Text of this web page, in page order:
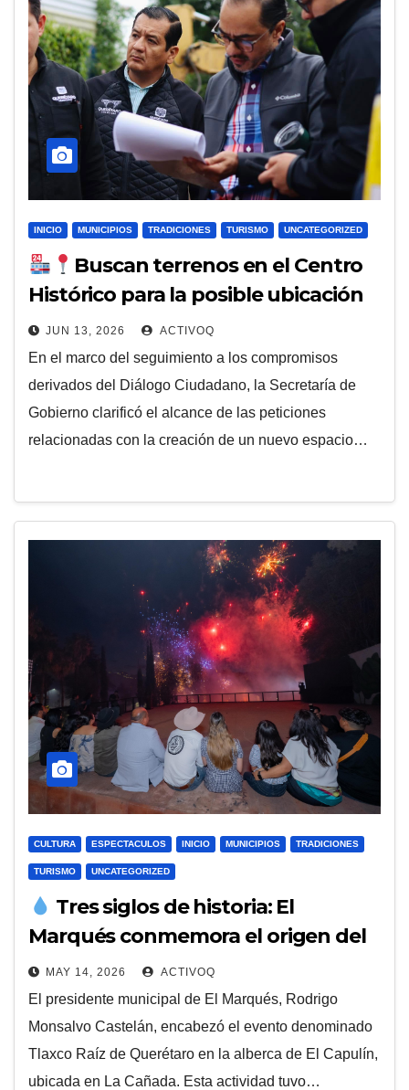
INICIO MUNICIPIOS TRADICIONES TURISMO UNCATEGORIZED
Buscan terrenos en el Centro
Histórico para la posible ubicación
de un nuevo mercado
JUN 13, 2026 ACTIVOQ
En el marco del seguimiento a los compromisos
derivados del Diálogo Ciudadano, la Secretaría de
Gobierno clarificó el alcance de las peticiones
relacionadas con la creación de un nuevo espacio…
CULTURA ESPECTACULOS INICIO MUNICIPIOS TRADICIONES
TURISMO UNCATEGORIZED
Tres siglos de historia: El
Marqués conmemora el origen del
Acueducto de Querétaro
MAY 14, 2026 ACTIVOQ
El presidente municipal de El Marqués, Rodrigo
Monsalvo Castelán, encabezó el evento denominado
Tlaxco Raíz de Querétaro en la alberca de El Capulín,
ubicada en La Cañada. Esta actividad tuvo…